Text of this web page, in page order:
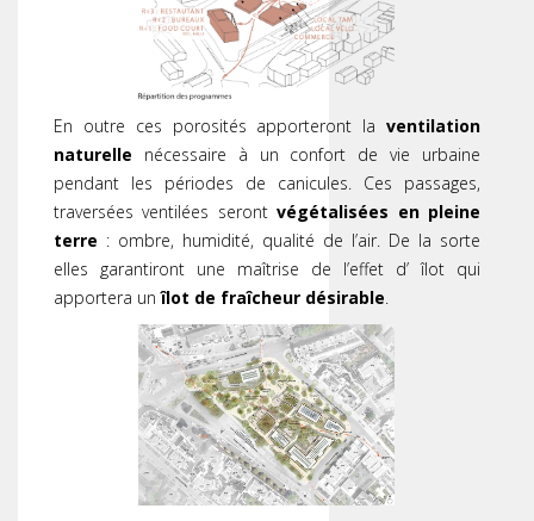
En outre ces porosités apporteront laventilation
naturelle nécessaire à un confort de vie urbaine
pendant les périodes de canicules. Ces passages,
traversées ventilées serontvégétalisées en pleine
terre : ombre, humidité, qualité de l’air. De la sorte
elles garantiront une maîtrise de l’effet d’ îlot qui
apportera un îlot de fraîcheur désirable